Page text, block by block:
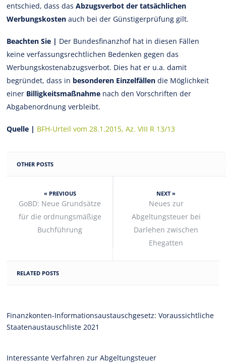
entschied, dass dasAbzugsverbot der tatsächlichen
Werbungskosten auch bei der Günstigerprüfung gilt.
Beachten Sie | Der Bundesfinanzhof hat in diesen Fällen
keine verfassungsrechtlichen Bedenken gegen das
Werbungskostenabzugsverbot. Dies hat er u.a. damit
begründet, dass in besonderen Einzelfällen die Möglichkeit
einer Billigkeitsmaßnahme nach den Vorschriften der
Abgabenordnung verbleibt.
Quelle | BFH-Urteil vom 28.1.2015, Az. VIII R 13/13
OTHER POSTS
« PREVIOUS
GoBD: Neue Grundsätze
für die ordnungsmäßige
Buchführung
NEXT »
Neues zur
Abgeltungsteuer bei
Darlehen zwischen
Ehegatten
RELATED POSTS
Finanzkonten-Informationsaustauschgesetz: Voraussichtliche
Staatenaustauschliste 2021
Interessante Verfahren zur Abgeltungsteuer